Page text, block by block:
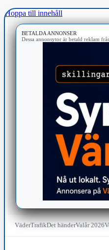
Hoppa till innehåll
BETALDA ANNONSER
Dessa annonsytor är betald reklam
VäderTrafikDet händerValår 2026